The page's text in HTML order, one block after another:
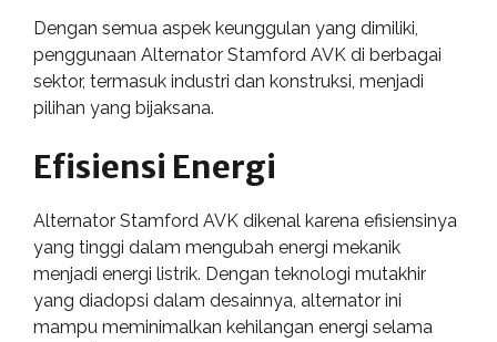
Dengan semua aspek keunggulan yang dimiliki,
penggunaan Alternator Stamford AVK di berbagai
sektor, termasuk industri dan konstruksi, menjadi
pilihan yang bijaksana.
Efisiensi Energi
Alternator Stamford AVK dikenal karena efisiensinya
yang tinggi dalam mengubah energi mekanik
menjadi energi listrik. Dengan teknologi mutakhir
yang diadopsi dalam desainnya, alternator ini
mampu meminimalkan kehilangan energi selama